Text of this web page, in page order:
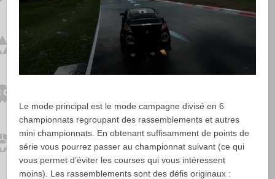
Le mode principal est le mode campagne divisé en 6
championnats regroupant des rassemblements et autres
mini championnats. En obtenant suffisamment de points de
série vous pourrez passer au championnat suivant (ce qui
vous permet d’éviter les courses qui vous intéressent
moins). Les rassemblements sont des défis originaux :